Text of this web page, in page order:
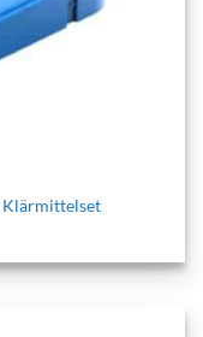
Klärmittelset